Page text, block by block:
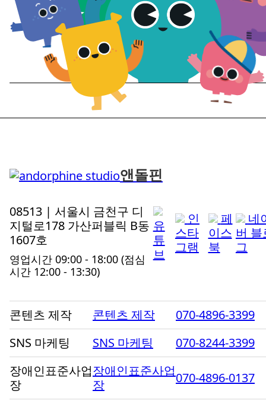
앤돌핀
08513 | 서울시 금천구 디
지털로178 가산퍼블릭 B동
1607호
영업시간 09:00 - 18:00 (점심
시간 12:00 - 13:30)
유
튜
브
인
스타
그램
페
이스
북
네
버 블
그
콘텐츠 제작 콘텐츠 제작
070-4896-3399
SNS 마케팅
SNS 마케팅
070-8244-3399
장애인표준사업
장
장애인표준사업
장
070-4896-0137